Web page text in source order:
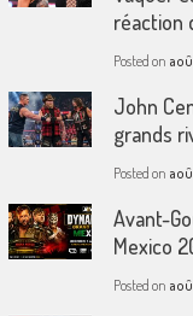
réaction
Posted on
John
grands
Posted on
Avant-
Mexico
Posted on